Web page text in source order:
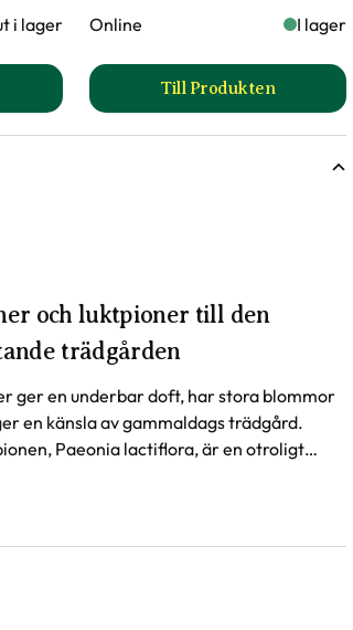
i lager
svarta produktsida
Online
I lager
Till Produkten
till Vattenkanna
och luktpioner till den
trädgården
ger en underbar doft, har stora blommor
en känsla av gammaldags trädgård.
Paeonia lactiflora, är en otroligt